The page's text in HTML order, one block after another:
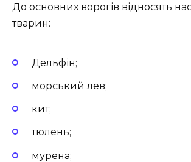
До основних ворогів відносять
тварин:
Дельфін;
морський лев;
кит;
тюлень;
мурена;